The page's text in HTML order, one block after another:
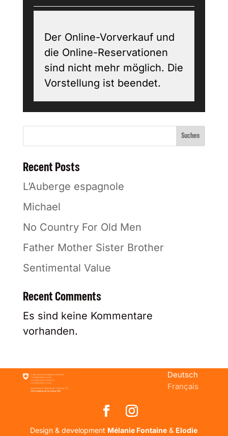
Der Online-Vorverkauf und
die Online-Reservationen
sind nicht mehr möglich. Die
Vorstellung ist beendet.
Suchen
Recent Posts
L’Auberge espagnole
Michael
No Country For Old Men
Father Mother Sister Brother
Sentimental Value
Recent Comments
Es sind keine Kommentare
vorhanden.
Deutsch
Français
Design & development Mélanie Fontaine & Elodie